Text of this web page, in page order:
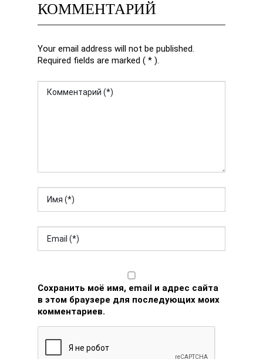
КОММЕНТАРИЙ
Your email address will not be published.
Required fields are marked ( * ).
Сохранить моё имя, email и адрес сайта
в этом браузере для последующих моих
комментариев.